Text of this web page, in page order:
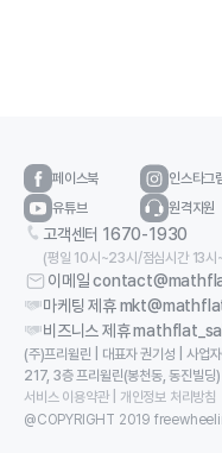
페이스북 인스타그
유튜브
원격지원
고객센터 1670-1930
(평일 10시~23시/점심시간 13시
이메일
마케팅 제휴
비즈니스 제휴
(주)프리윌린 | 대표자 권기성 | 사
217, 3층 프리윌린(봉천동, 동진빌딩)
서비스 이용약관| 개인정보 처리방침
@COPYRIGHT 2019